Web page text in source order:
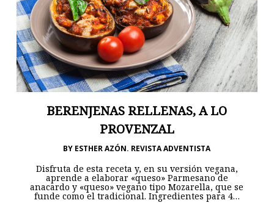
BERENJENAS RELLENAS, A LO
PROVENZAL
BY ESTHER AZÓN. REVISTA ADVENTISTA
Disfruta de esta receta y, en su versión vegana,
aprende a elaborar «queso» Parmesano de
anacardo y «queso» vegano tipo Mozarella, que se
funde como el tradicional. Ingredientes para 4…